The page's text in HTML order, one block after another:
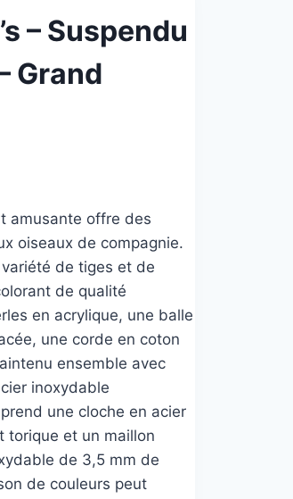
– Suspendu
Grand
actuel
est :
15,00€.
amusante offre des
oiseaux de compagnie.
de tiges et de
de qualité
en acrylique, une balle
une corde en coton
ensemble avec
inoxydable
une cloche en acier
torique et un maillon
de 3,5 mm de
de couleurs peut